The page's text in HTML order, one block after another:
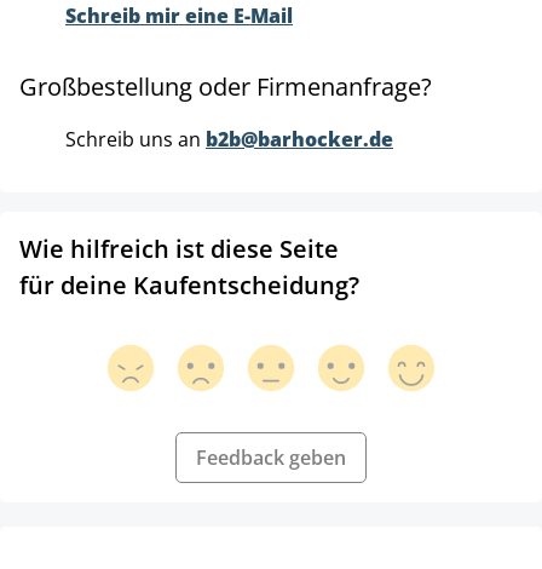
Schreib mir eine E-Mail
Großbestellung oder Firmenanfrage?
Schreib uns an b2b@barhocker.de
Wie hilfreich ist diese Seite
für deine Kaufentscheidung?
Feedback geben